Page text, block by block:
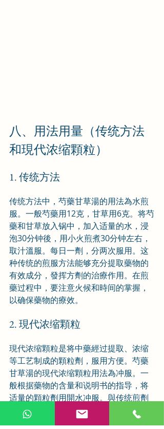
八、用法用量（传统方法
和現代浓缩顆粒）
1. 传统方法
传统方法中，芍藥甘草湯的用法為水煎
服。一般芍藥用12克，甘草用6克。将芍
藥和甘草放入锅中，加入适量的水，浸
泡30分钟後，用小火煎煮30分钟左右，
取汁溫服。每日一劑，分两次服用。这
种传统的煎服方法能够充分提取藥物的
有效成分，發挥方劑的治療作用。在煎
藥过程中，要注意火候和時间的掌握，
以确保藥物的療效。
2. 現代浓缩顆粒
現代浓缩顆粒是将中藥經过提取、浓缩
等工艺制成的顆粒劑，服用方便。芍藥
甘草湯的現代浓缩顆粒用法為冲服。一
般根据藥物的含量和说明书的指导，将
适量的顆粒劑用開水冲服。與传统煎劑
相比，現代浓缩顆粒具有便于携带、服
用方便等优点，适合現代快节奏的生活